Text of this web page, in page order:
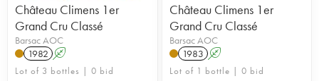
Château Climens 1er
Grand Cru Classé
Barsac AOC
1982 A
Lot of 3 bottles | 0 bid
Château Climens 1er
Grand Cru Classé
Barsac AOC
1983 A
Lot of 1 bottle | 0 bid